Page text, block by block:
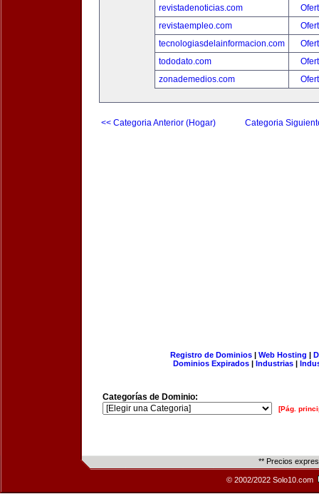
revistadenoticias.com
revistaempleo.com
tecnologiasdelainformacion.com
tododato.com
zonademedios.com
<< Categoria Anterior (Hogar) Categoria
Registro de Dominios| Web Hosting |
Dominios Expirados | Industrias |
Categorías de Dominio:
[Pág.
** Precios
© 2002/2022 Solo10.com